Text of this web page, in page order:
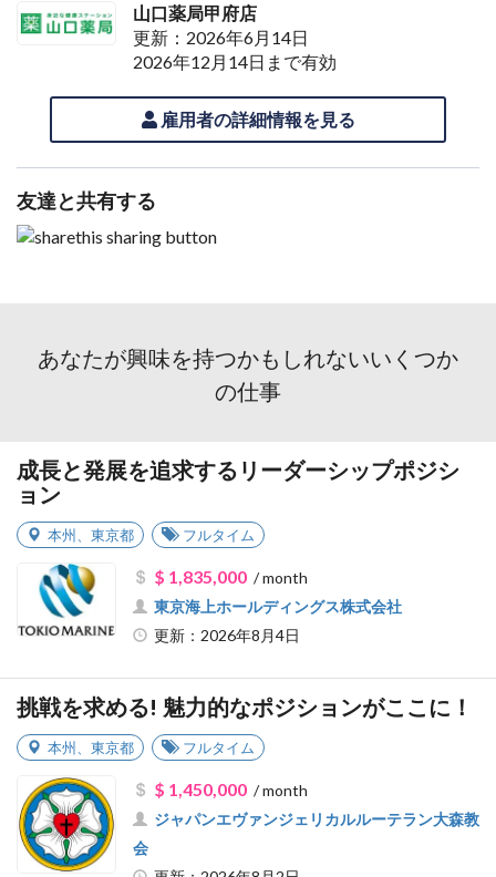
山口薬局甲府店
更新：2026年6月14日
2026年12月14日まで有効
雇用者の詳細情報を見る
友達と共有する
あなたが興味を持つかもしれないいくつか
の仕事
成長と発展を追求するリーダーシップポジシ
ョン
本州 東京都 フルタイム
$ 1,835,000/ month
東京海上ホールディングス株式会社
更新：2026年8月4日
挑戦を求める! 魅力的なポジションがここに！
本州 東京都 フルタイム
$ 1,450,000/ month
ジャパンエヴァンジェリカルルーテラン大森教
会